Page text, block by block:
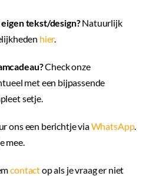
tekst/design?Natuurlijk
hier.
Check onze
met een bijpassende
setje.
ons een berichtje viaWhatsApp.
mee.
contactop als je vraag er niet